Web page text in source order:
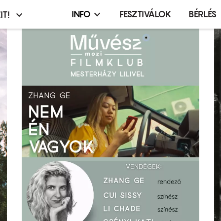
Infó,
esemény,
terembérlés
menü
INFO FESZTIVÁLOK BÉRLÉS